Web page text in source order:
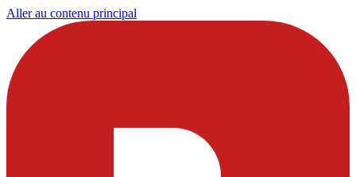
Aller au contenu principal